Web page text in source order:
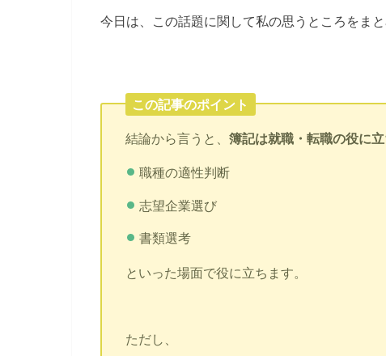
今日は、この話題に関して私の思うところをまと
この記事のポイント
結論から言うと、簿記は就職・転職の役に立
職種の適性判断
志望企業選び
書類選考
といった場面で役に立ちます。
ただし、